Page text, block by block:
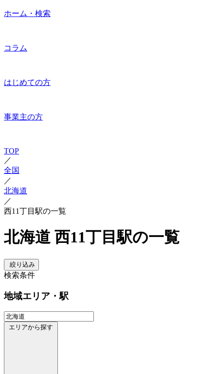
ホーム・検索
コラム
はじめての方
事業主の方
TOP
／
全国
／
北海道
／
西11丁目駅の一覧
北海道 西11丁目駅の一覧
絞り込み
検索条件
地域エリア・駅
エリアから探す